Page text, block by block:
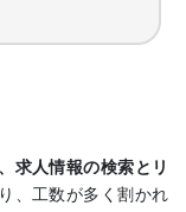
求人情報の検索とリ
、工数が多く割かれ